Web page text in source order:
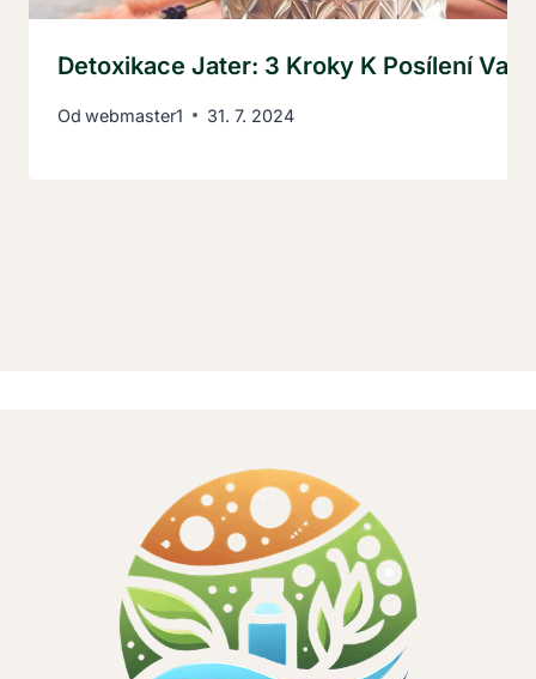
Detoxikace Jater: 3 Kroky K Posílení
Od webmaster1 31. 7. 2024